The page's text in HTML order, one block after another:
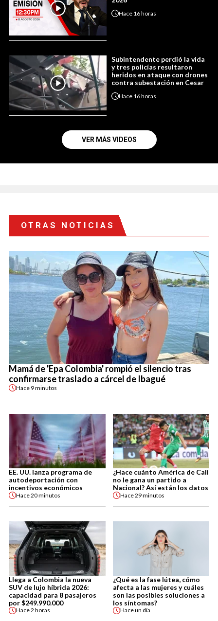
Hace 16 horas
Subintendente perdió la vida
y tres policías resultaron
heridos en ataque con drones
contra subestación en Cesar
Hace 16 horas
VER MÁS VIDEOS
OTRAS NOTICIAS
Mamá de 'Epa Colombia' rompió el silencio tras
confirmarse traslado a cárcel de Ibagué
Hace 9 minutos
EE. UU. lanza programa de
autodeportación con
incentivos económicos
Hace20 minutos
¿Hace cuánto América de Cali
no le gana un partido a
Nacional? Así están los datos
Hace29 minutos
Llega a Colombia la nueva
SUV de lujo híbrida 2026:
capacidad para 8 pasajeros
por $249.990.000
Hace2 horas
¿Qué es la fase lútea, cómo
afecta a las mujeres y cuáles
son las posibles soluciones a
los síntomas?
Haceun día